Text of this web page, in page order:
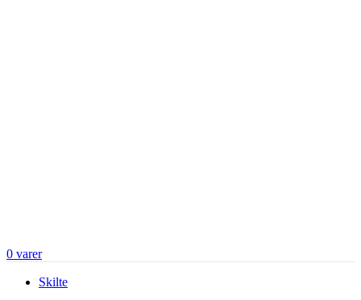
0 varer
Skilte